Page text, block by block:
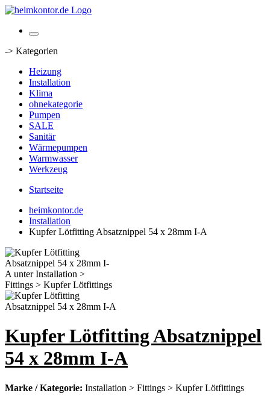
-> Kategorien
Heizung
Installation
Klima
ohnekategorie
Pumpen
SALE
Sanitär
Wärmepumpen
Warmwasser
Werkzeug
Startseite
heimkontor.de
Installation
Kupfer Lötfitting Absatznippel 54 x 28mm I-A
Kupfer Lötfitting Absatznippel
54 x 28mm I-A
Marke / Kategorie: Installation > Fittings > Kupfer Lötfittings